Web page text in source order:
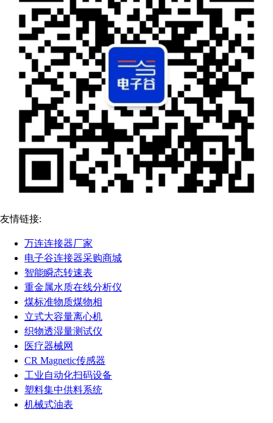
友情链接:
万连连接器厂家
电子谷连接器采购商城
智能瞬态转速表
重金属水质在线分析仪
煤标准物质煤物相
立式大容量离心机
织物透湿量测试仪
医疗器械网
CR Magnetic传感器
工业自动化扫码设备
塑料集中供料系统
机械式油表